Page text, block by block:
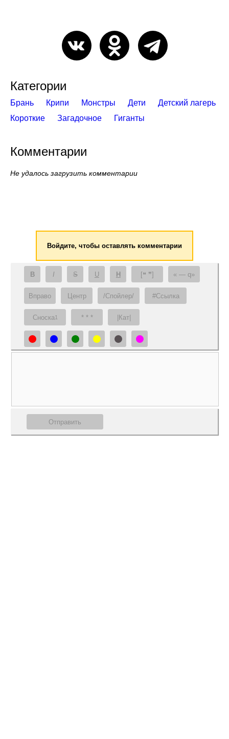
Категории
Брань Крипи Монстры Дети
Детский лагерь
Короткие
Загадочное Гиганты
Комментарии
Не удалось загрузить комментарии
Войдите, чтобы оставлять комментарии
B I S U H [❝ ❞] — q
Вправо Центр /Спойлер/ #Ссылка
Сноска1 * * * |Кат|